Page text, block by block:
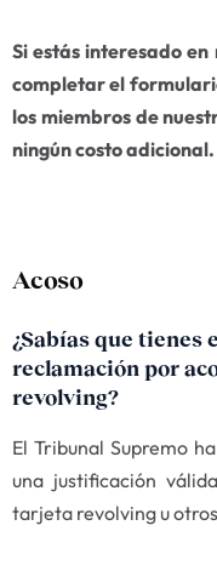
Si estás interesado
completar el
los miembros de
ningún costo adicional.
Acoso
¿Sabías que tienes
reclamación por
revolving?
El Tribunal Supremo
una justificación
tarjeta revolving u